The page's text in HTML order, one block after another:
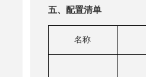
五、配置清单
名称